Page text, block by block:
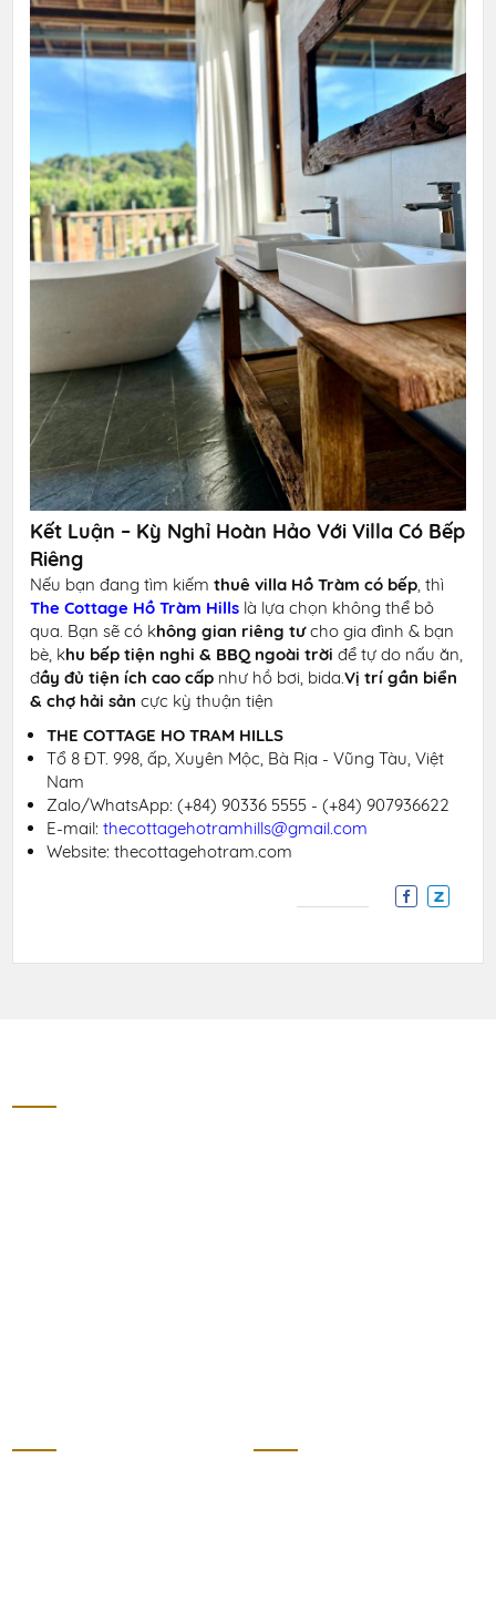
Kết Luận – Kỳ Nghỉ Hoàn Hảo Với Villa Có Bếp
Riêng
Nếu bạn đang tìm kiếmthuê villa Hồ Tràm có bếp , thì
The Cottage Hồ Tràm Hills là lựa chọn không thể bỏ
qua. Bạn sẽ có không gian riêng tưcho gia đình & bạn
bè, khu bếp tiện nghi & BBQ ngoài trời để tự do nấu ăn,
đầy đủ tiện ích cao cấp như hồ bơi, bida.Vị trí gần biển
& chợ hải sản cực kỳ thuận tiện
THE COTTAGE HO TRAM HILLS
Tổ 8 ĐT. 998, ấp, Xuyên Mộc, Bà Rịa - Vũng Tàu, Việt
Nam
Zalo/WhatsApp:(+84) 90336 5555 - (+84) 907936622
E-mail:thecottagehotramhills@gmail.com
Website: thecottagehotram.com